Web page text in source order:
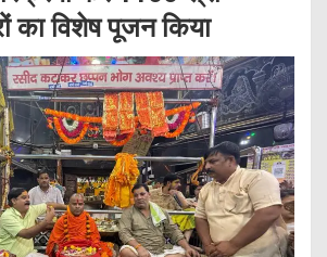
का विशेष पूजन किया